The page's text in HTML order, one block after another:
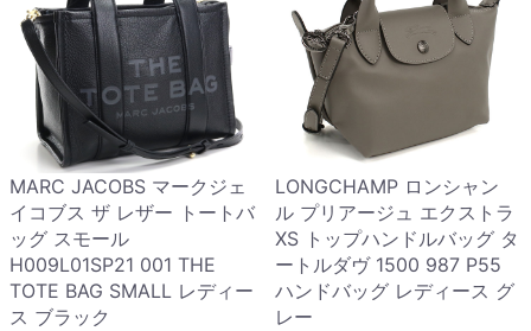
MARC JACOBS マークジェ
イコブス ザ レザー トートバ
ッグ スモール
H009L01SP21 001 THE
TOTE BAG SMALL レディー
ス ブラック
LONGCHAMP ロンシャン
ル プリアージュ エクストラ
XS トップハンドルバッグ タ
ートルダヴ 1500 987 P55
ハンドバッグ レディース グ
レー